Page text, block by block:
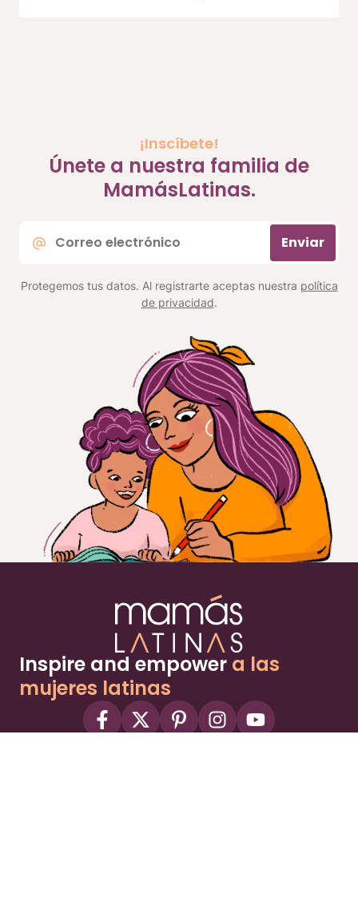
¡Inscíbete!
Únete a nuestra familia de
MamásLatinas.
electrónico
Enviar
Protegemos tus datos. Al registrarte aceptas nuestra política
de privacidad.
Inspire and empower a las
mujeres latinas